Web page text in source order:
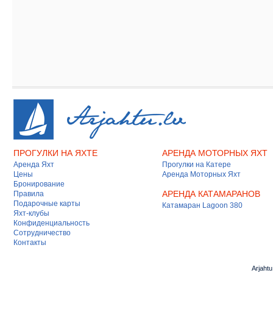
ПРОГУЛКИ НА ЯХТЕ
Аренда Яхт
Цены
Бронирование
Правила
Подарочные карты
Яхт-клубы
Конфиденциальность
Сотрудничество
Контакты
АРЕНДА МОТОРНЫХ ЯХТ
Прогулки на Катере
Аренда Моторных Яхт
АРЕНДА КАТАМАРАНОВ
Катамаран Lagoon 380